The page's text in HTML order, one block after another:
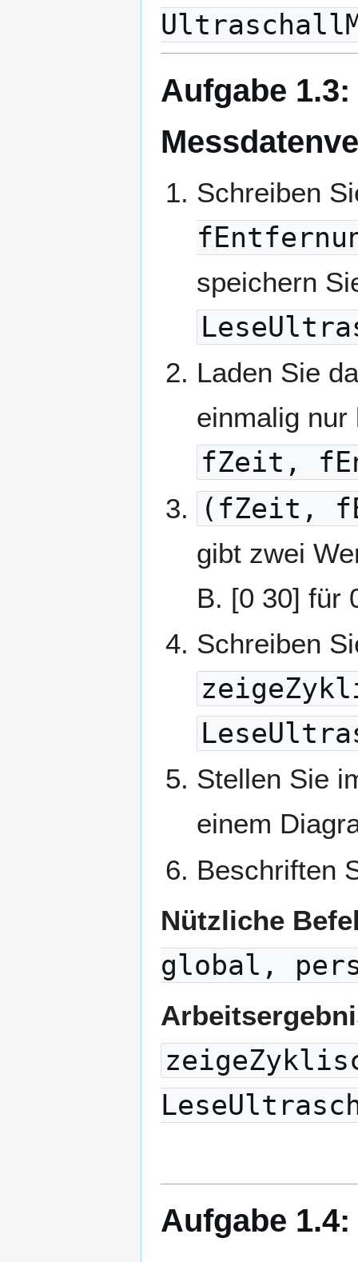
Aufgabe
Schreiben
speichern
Laden Sie
einmalig nur
fZeit,
(fZeit,
gibt zwei
B. [0 30] für
Schreiben
Stellen Sie
einem
Beschriften
Nützliche
global,
Aufgabe